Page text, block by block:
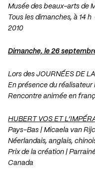
Musée des beaux-arts de
Tous les dimanches, à 14
2010
Dimanche, le 26
Lors des JOURNÉES DE
En présence du réalisateur
Rencontre animée en
HUBERT VOS ET
Pays-Bas | Micaela van
Néerlandais, anglais,
Prix de la création |
Canada